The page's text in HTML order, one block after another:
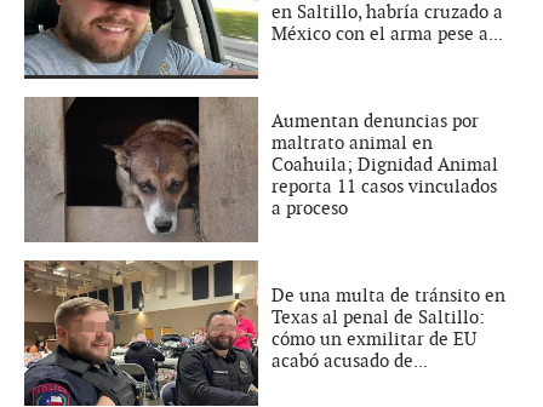
en Saltillo, habría cruzado a
México con el arma pese a...
Aumentan denuncias por
maltrato animal en
Coahuila; Dignidad Animal
reporta 11 casos vinculados
a proceso
De una multa de tránsito en
Texas al penal de Saltillo:
cómo un exmilitar de EU
acabó acusado de...